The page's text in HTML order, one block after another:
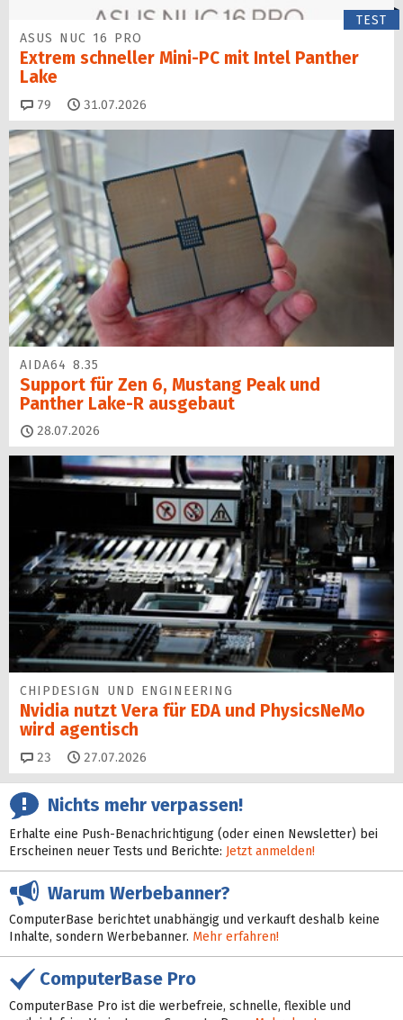
TEST
ASUS NUC 16 PRO
Extrem schneller Mini-PC mit Intel Panther
Lake
79 Kommentare
31.07.2026
AIDA64 8.35
Support für Zen 6, Mustang Peak und
Panther Lake-R ausgebaut
28.07.2026
CHIPDESIGN UND ENGINEERING
Nvidia nutzt Vera für EDA und PhysicsNeMo
wird agentisch
23 Kommentare
27.07.2026
Nichts mehr verpassen!
Erhalte eine Push-Benachrichtigung (oder einen Newsletter) bei
Erscheinen neuer Tests und Berichte: Jetzt anmelden!
Warum Werbebanner?
ComputerBase berichtet unabhängig und verkauft deshalb keine
Inhalte, sondern Werbebanner. Mehr erfahren!
ComputerBase Pro
ComputerBase Pro ist die werbefreie, schnelle, flexible und